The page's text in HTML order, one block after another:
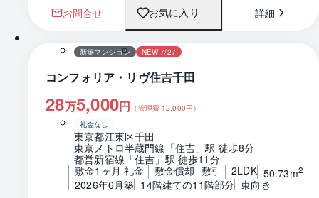
お問合せ お気に入り 詳細
1 / 0 間取り
新築マンション NEW 7/27
コンフォリア・リヴ住吉千田
28万5,000円 （管理費 12,000円）
礼金なし
東京都江東区千田
東京メトロ半蔵門線「住吉」駅 徒歩8分
都営新宿線「住吉」駅 徒歩11分
敷金1ヶ月 礼金- 敷金償却- 敷引- 2LDK 50.73m2
2026年6月築 14階建ての11階部分 東向き